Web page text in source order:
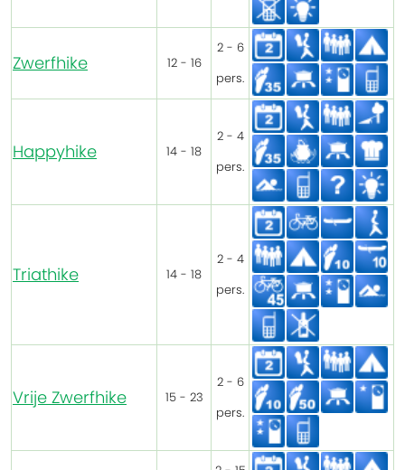
Zwerfhike 12 - 16
2 - 6
pers.
Happyhike 14 - 18
2 - 4
pers.
Triathike 14 - 18
2 - 4
pers.
Vrije Zwerfhike 15 - 23
2 - 6
pers.